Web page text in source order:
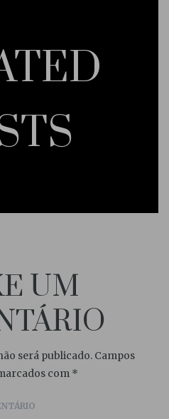
UM
será publicado. Campos
com *